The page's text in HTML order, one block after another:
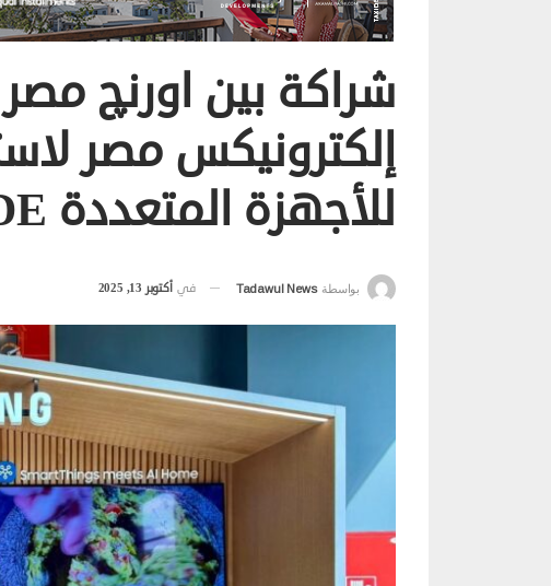
شراكة بين اورنچ
إلكترونيكس مصر
للأجهزة المتعددة MDE
بواسطة Tadawul News في أكتوبر 13, 2025